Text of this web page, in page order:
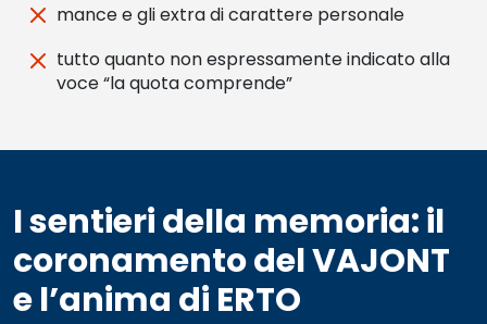
mance e gli extra di carattere personale
tutto quanto non espressamente indicato alla
voce “la quota comprende”
I sentieri della memoria: il
coronamento del VAJONT
e l’anima di ERTO